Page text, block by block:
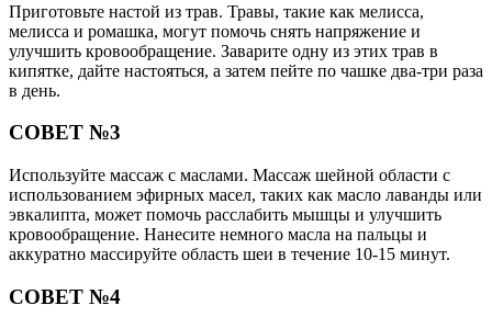
Приготовьте настой из трав. Травы, такие как мелисса,
мелисса и ромашка, могут помочь снять напряжение и
улучшить кровообращение. Заварите одну из этих трав в
кипятке, дайте настояться, а затем пейте по чашке два-три раза
в день.
СОВЕТ №3
Используйте массаж с маслами. Массаж шейной области с
использованием эфирных масел, таких как масло лаванды или
эвкалипта, может помочь расслабить мышцы и улучшить
кровообращение. Нанесите немного масла на пальцы и
аккуратно массируйте область шеи в течение 10-15 минут.
СОВЕТ №4